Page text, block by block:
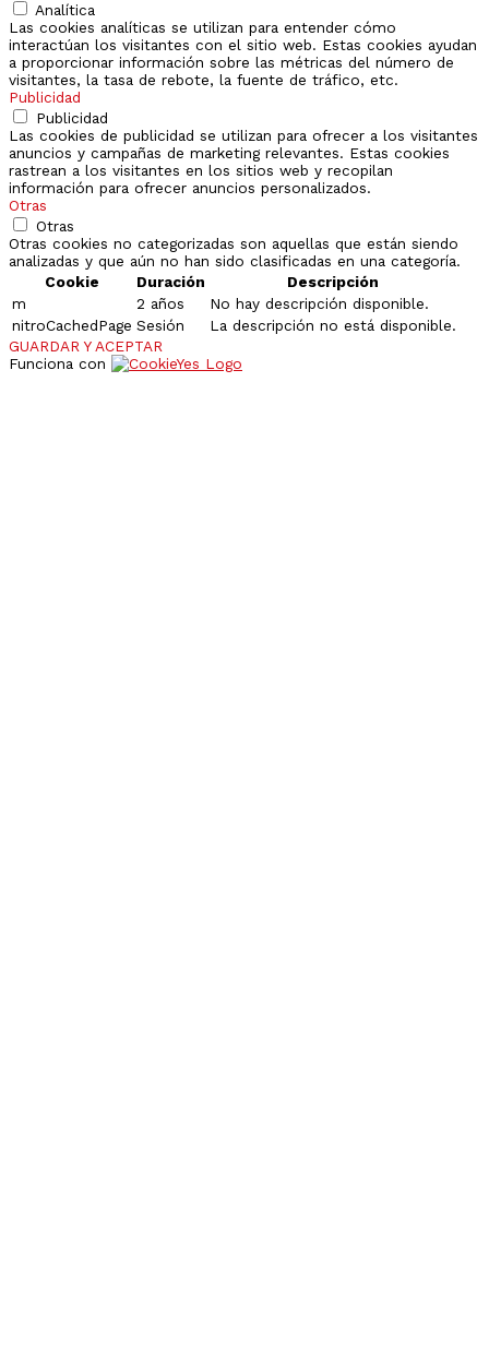
Analítica
Las cookies analíticas se utilizan para entender cómo
interactúan los visitantes con el sitio web. Estas cookies ayudan
a proporcionar información sobre las métricas del número de
visitantes, la tasa de rebote, la fuente de tráfico, etc.
Publicidad
Publicidad
Las cookies de publicidad se utilizan para ofrecer a los visitantes
anuncios y campañas de marketing relevantes. Estas cookies
rastrean a los visitantes en los sitios web y recopilan
información para ofrecer anuncios personalizados.
Otras
Otras
Otras cookies no categorizadas son aquellas que están siendo
analizadas y que aún no han sido clasificadas en una categoría.
Cookie
Duración
Descripción
m
2 años
No hay descripción disponible.
nitroCachedPage Sesión
La descripción no está disponible.
GUARDAR Y ACEPTAR
Funciona con